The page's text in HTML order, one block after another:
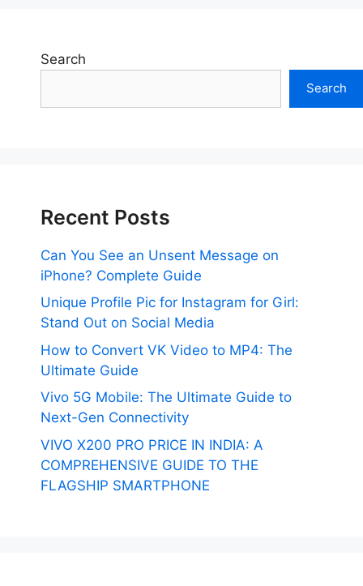
Search
Search
Recent Posts
Can You See an Unsent Message on
iPhone? Complete Guide
Unique Profile Pic for Instagram for Girl:
Stand Out on Social Media
How to Convert VK Video to MP4: The
Ultimate Guide
Vivo 5G Mobile: The Ultimate Guide to
Next-Gen Connectivity
VIVO X200 PRO PRICE IN INDIA: A
COMPREHENSIVE GUIDE TO THE
FLAGSHIP SMARTPHONE